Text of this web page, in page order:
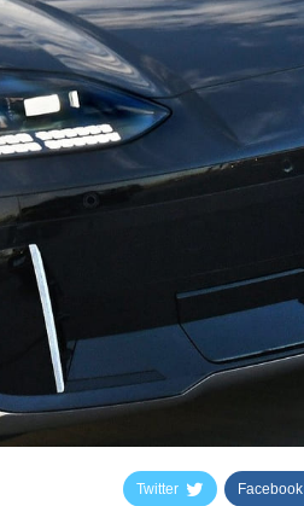
Facebook
Twitter